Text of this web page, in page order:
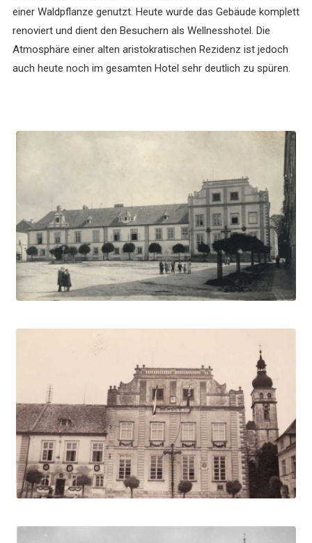
einer Waldpflanze genutzt. Heute wurde das Gebäude komplett
renoviert und dient den Besuchern als Wellnesshotel. Die
Atmosphäre einer alten aristokratischen Rezidenz ist jedoch
auch heute noch im gesamten Hotel sehr deutlich zu spüren.